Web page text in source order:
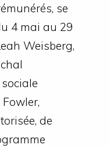
se
4 mai au 29
Weisberg,
de